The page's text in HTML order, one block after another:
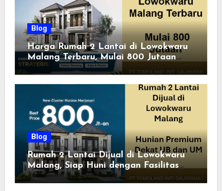
Blog
Harga Rumah 2 Lantai di Lowokwaru
Malang Terbaru, Mulai 800 Jutaan
Tahun 2026
Blog
Rumah 2 Lantai Dijual di Lowokwaru
Malang, Siap Huni dengan Fasilitas
Premium | Graha Agung by Tomoland